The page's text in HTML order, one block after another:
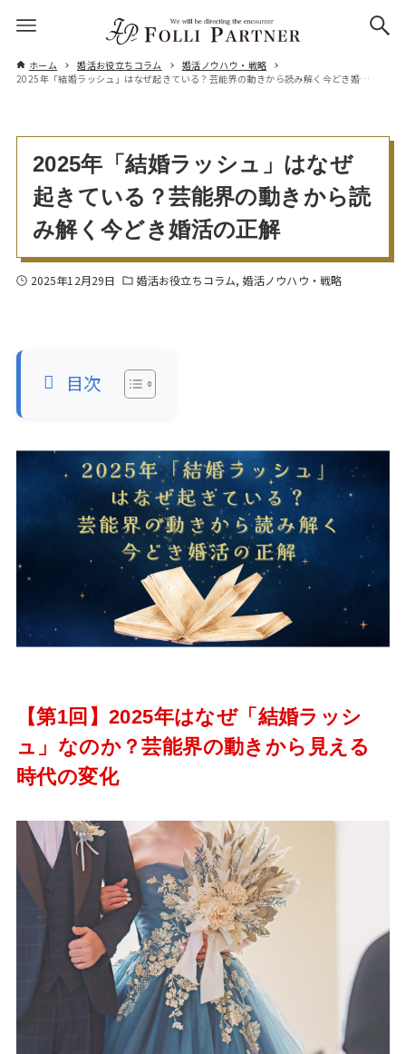
ホーム 婚活お役立ちコラム
婚活ノウハウ・戦略
2025年「結婚ラッシュ」はなぜ起きている？芸能界の動きから読み解く今どき婚活の正解
2025年「結婚ラッシュ」はなぜ
起きている？芸能界の動きから読
み解く今どき婚活の正解
2025年12月29日 婚活お役立ちコラム 婚活ノウハウ・戦略
目次
【第1回】2025年はなぜ「結婚ラッシ
ュ」なのか？芸能界の動きから見える
時代の変化